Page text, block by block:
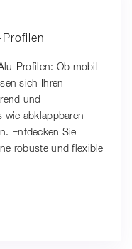
Profilen: Ob mobil
sich Ihren
und
wie abklappbaren
Entdecken Sie
robuste und flexible